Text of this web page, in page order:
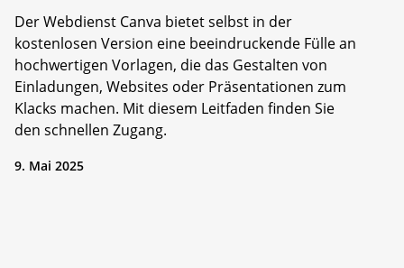
Der Webdienst Canva bietet selbst in der
kostenlosen Version eine beeindruckende Fülle an
hochwertigen Vorlagen, die das Gestalten von
Einladungen, Websites oder Präsentationen zum
Klacks machen. Mit diesem Leitfaden finden Sie
den schnellen Zugang.
9. Mai 2025